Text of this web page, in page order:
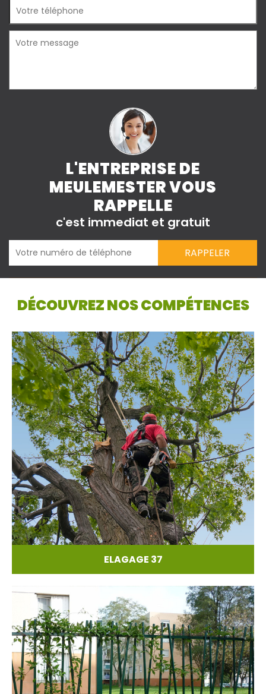
L'ENTREPRISE DE
MEULEMESTER VOUS
RAPPELLE
c'est immediat et gratuit
DÉCOUVREZ NOS COMPÉTENCES
ELAGAGE 37